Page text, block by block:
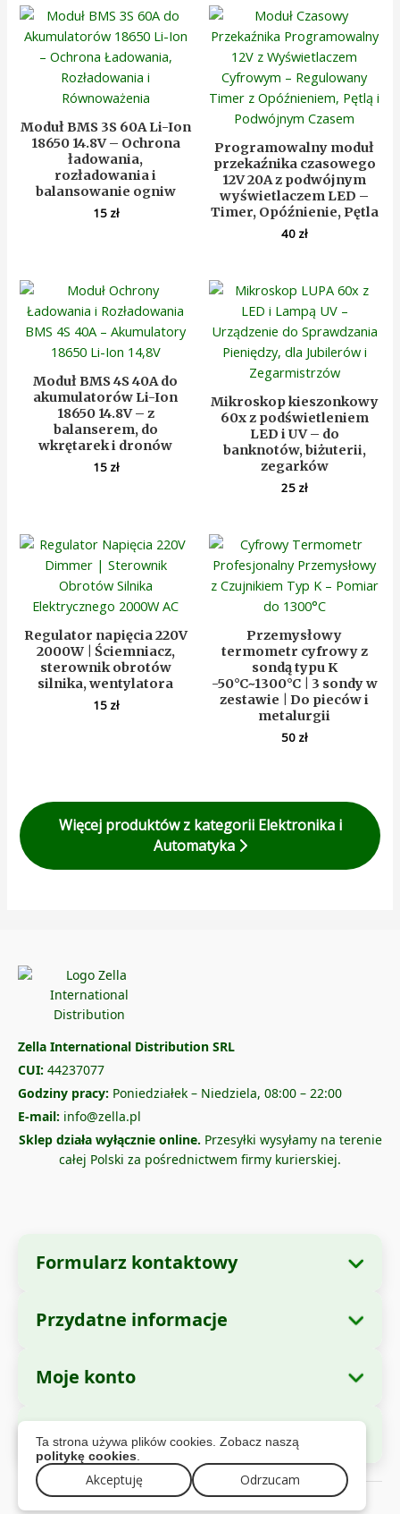
Ta strona używa plików cookies. Zobacz naszą
politykę cookies
Akceptuję Odrzucam
Moduł BMS 3S 60A Li-Ion
18650 14.8V – Ochrona
ładowania,
rozładowania i
balansowanie ogniw
15 zł
Programowalny moduł
przekaźnika czasowego
12V 20A z podwójnym
wyświetlaczem LED –
Timer, Opóźnienie, Pętla
40 zł
Moduł BMS 4S 40A do
akumulatorów Li-Ion
18650 14.8V – z
balanserem, do
wkrętarek i dronów
15 zł
Mikroskop kieszonkowy
60x z podświetleniem
LED i UV – do
banknotów, biżuterii,
zegarków
25 zł
Regulator napięcia 220V
2000W | Ściemniacz,
sterownik obrotów
silnika, wentylatora
15 zł
Przemysłowy
termometr cyfrowy z
sondą typu K
-50°C~1300°C | 3 sondy w
zestawie | Do pieców i
metalurgii
50 zł
Więcej produktów z kategorii Elektronika i
Automatyka
Zella International Distribution SRL
CUI: 44237077
Godziny pracy: Poniedziałek – Niedziela, 08:00 – 22:00
E-mail: info@zella.pl
Sklep działa wyłącznie online. Przesyłki wysyłamy na terenie
całej Polski za pośrednictwem firmy kurierskiej.
Formularz kontaktowy
Dane firmy
Nazwa firmy:
SRL
Siedziba:Strada Cuza Voda nr. 97, Sector 4,
Bucuresti, 040283, Romania
CUI:44237077
Przydatne informacje
Jak zamawiać?
Metody płatności
Informacje o wysyłce
Polityka zwrotów
Gwarancja
Moje konto
Moje zamówienia
Dane osobowe
Adresy
Bezpieczne płatności
© 2026 zella.pl – Wszelkie prawa zastrzezone